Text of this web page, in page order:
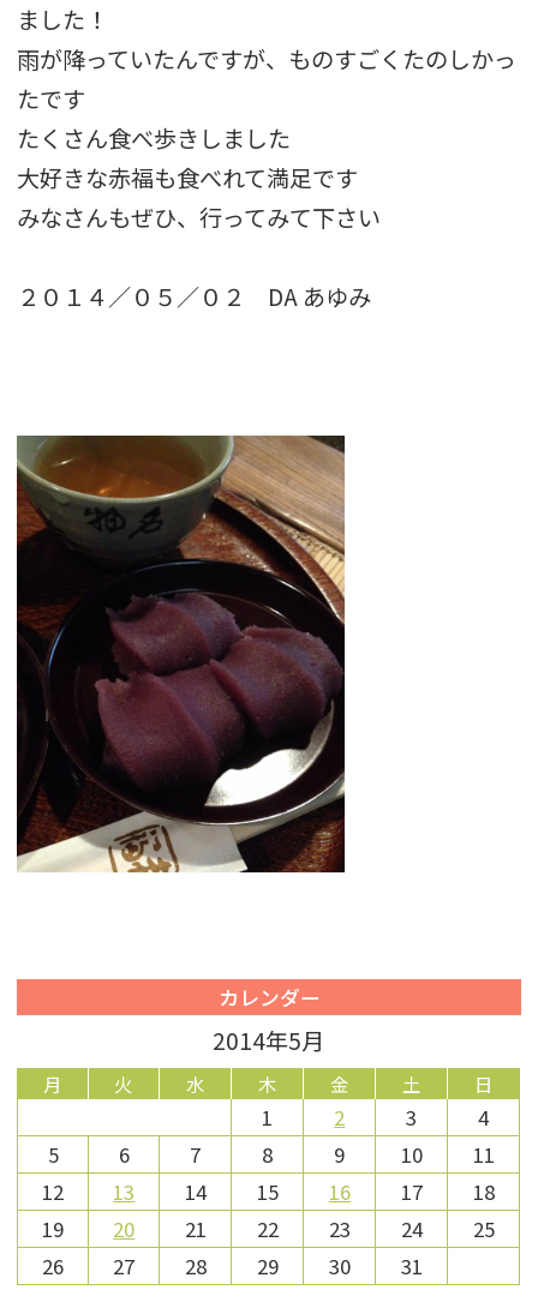
ました！
雨が降っていたんですが、ものすごくたのしかっ
たです
たくさん食べ歩きしました
大好きな赤福も食べれて満足です
みなさんもぜひ、行ってみて下さい
２０１４／０５／０２ DA あゆみ
カレンダー
2014年5月
月 火 水 木 金 土 日
1 2 3
4
5
6 7 8 9 10
11
12
13 14 15 16 17
18
19
20 21 22 23 24
25
26
27 28 29 30 31